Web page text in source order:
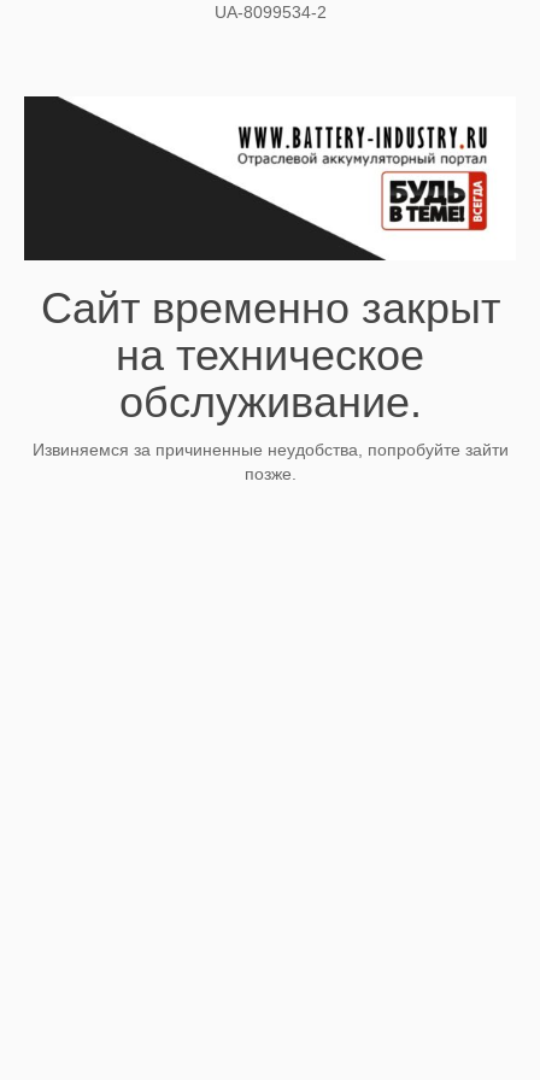
UA-8099534-2
Сайт временно закрыт
на техническое
обслуживание.
Извиняемся за причиненные неудобства, попробуйте зайти
позже.